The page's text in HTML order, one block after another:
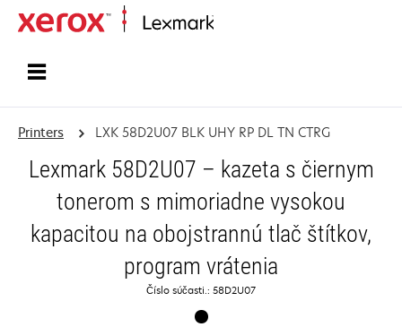
Printers LXK 58D2U07 BLK UHY RP DL TN CTRG
Lexmark 58D2U07 – kazeta s čiernym
tonerom s mimoriadne vysokou
kapacitou na obojstrannú tlač štítkov,
program vrátenia
Číslo súčasti.: 58D2U07